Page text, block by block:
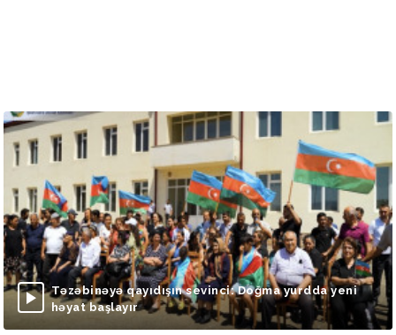
Təzəbinəyə qayıdışın sevinci: Doğma yurdda yeni
həyat başlayır